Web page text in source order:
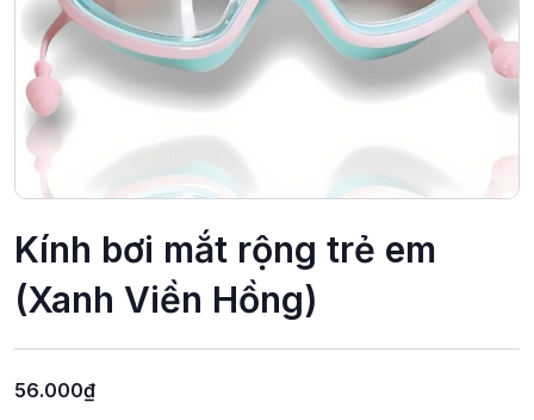
Kính bơi mắt rộng trẻ em
(Xanh Viền Hồng)
56.000₫